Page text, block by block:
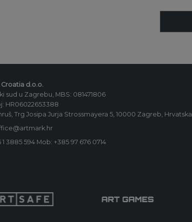
d.o.o.
sud u Zagrebu, MBS: 081471806
HR06022653388
Trg Josipa Jurja Strossmayera 5, 10000 Zagreb, Hrvatska
1 3885 594 Mob: +385 97 676 0714